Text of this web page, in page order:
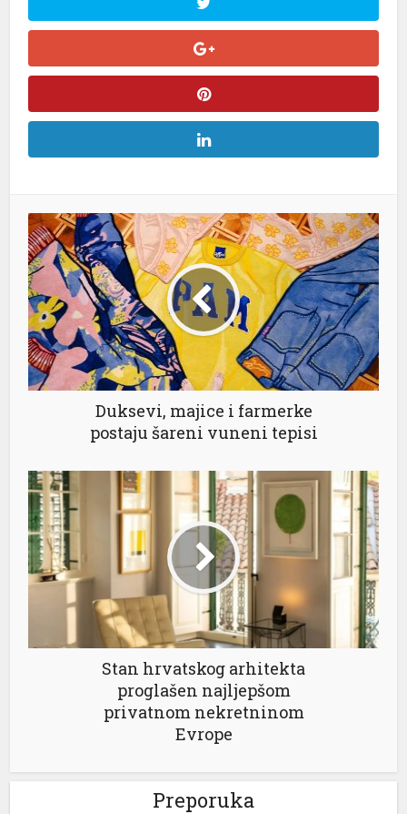
Duksevi, majice i farmerke
postaju šareni vuneni tepisi
Stan hrvatskog arhitekta
proglašen najljepšom
privatnom nekretninom
Evrope
Preporuka